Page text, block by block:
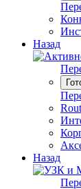
Назад
Назад